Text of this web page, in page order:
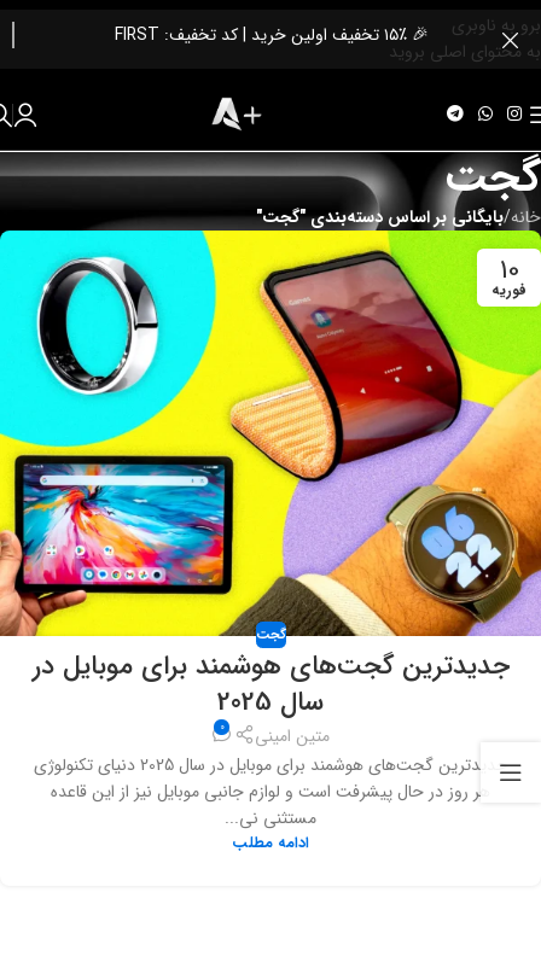
برو به ناوبری
به محتوای اصلی بروید
🎉 ۱۵٪ تخفیف اولین خرید | کد تخفیف: FIRST
گجت
خانه/بایگانی بر اساس دسته‌بندی "گجت"
10
فوریه
گجت
جدیدترین گجت‌های هوشمند برای موبایل در
سال 2025
متین امینی 0
جدیدترین گجت‌های هوشمند برای موبایل در سال 2025 دنیای تکنولوژی
هر روز در حال پیشرفت است و لوازم جانبی موبایل نیز از این قاعده
مستثنی نی...
ادامه مطلب